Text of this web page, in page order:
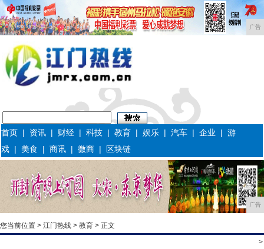
广告
首页 | 资讯 | 财经 |科技 |教育 |娱乐 |汽车 |企业 |游
戏 | 美食 |商讯 |微商 | 区块链
广告
您当前位置 > 江门热线 > 教育 > 正文
>